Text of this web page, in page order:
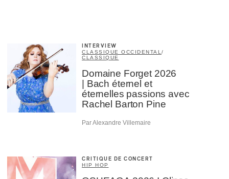
INTERVIEW
CLASSIQUE OCCIDENTAL /
CLASSIQUE
Domaine Forget 2026
| Bach éternel et
éternelles passions avec
Rachel Barton Pine
Par Alexandre Villemaire
CRITIQUE DE CONCERT
HIP HOP